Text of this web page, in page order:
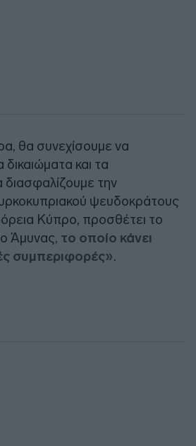
θα συνεχίσουμε να
και τα
την
ψευδοκράτους
Κύπρο, προσθέτει το
Άμυνας, το οποίο κάνει
συμπεριφορές».